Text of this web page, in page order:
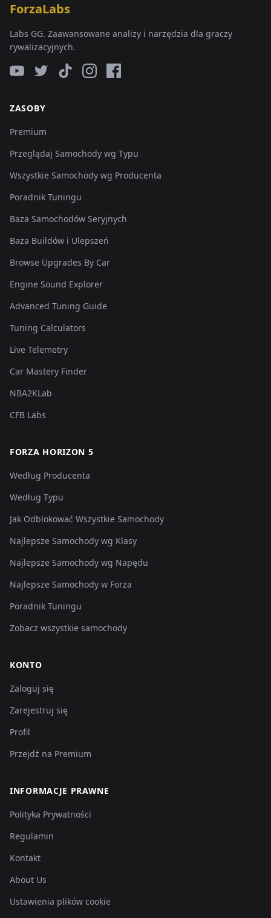
ForzaLabs
Labs GG. Zaawansowane analizy i narzędzia dla graczy
rywalizacyjnych.
ZASOBY
Premium
Przeglądaj Samochody wg Typu
Wszystkie Samochody wg Producenta
Poradnik Tuningu
Baza Samochodów Seryjnych
Baza Buildów i Ulepszeń
Browse Upgrades By Car
Engine Sound Explorer
Advanced Tuning Guide
Tuning Calculators
Live Telemetry
Car Mastery Finder
NBA2KLab
CFB Labs
FORZA HORIZON 5
Według Producenta
Według Typu
Jak Odblokować Wszystkie Samochody
Najlepsze Samochody wg Klasy
Najlepsze Samochody wg Napędu
Najlepsze Samochody w Forza
Poradnik Tuningu
Zobacz wszystkie samochody
KONTO
Zaloguj się
Zarejestruj się
Profil
Przejdź na Premium
INFORMACJE PRAWNE
Polityka Prywatności
Regulamin
Kontakt
About Us
Ustawienia plików cookie